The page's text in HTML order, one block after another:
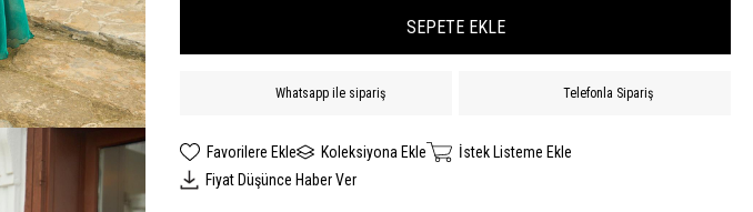
Whatsapp ile sipariş Telefonla Sipariş
Favorilere Ekle Koleksiyona Ekle
İstek Listeme Ekle
Fiyat Düşünce Haber Ver